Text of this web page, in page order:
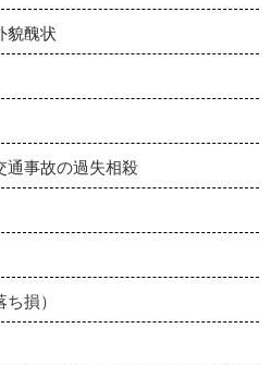
貌醜状
通事故の過失相殺
損）